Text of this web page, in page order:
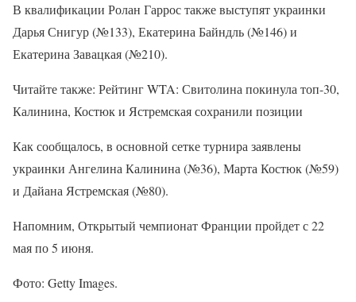
В квалификации Ролан Гаррос также выступят украинки
Дарья Снигур (№133), Екатерина Байндль (№146) и
Екатерина Завацкая (№210).
Читайте также: Рейтинг WTA: Свитолина покинула топ-30,
Калинина, Костюк и Ястремская сохранили позиции
Как сообщалось, в основной сетке турнира заявлены
украинки Ангелина Калинина (№36), Марта Костюк (№59)
и Дайана Ястремская (№80).
Напомним, Открытый чемпионат Франции пройдет с 22
мая по 5 июня.
Фото: Getty Images.